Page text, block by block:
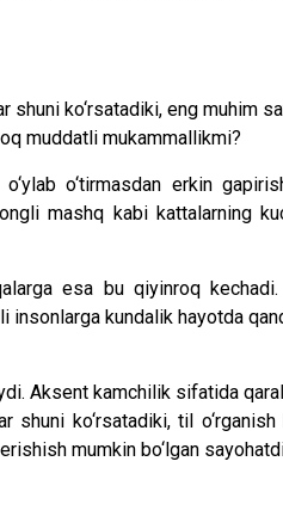
shuni ko‘rsatadiki, eng muhim
muddatli mukammallikmi?
o‘tirmasdan erkin
mashq kabi kattalarning
esa bu qiyinroq
insonlarga kundalik hayotda
Aksent kamchilik sifatida
ko‘rsatadiki, til o‘rganish
mumkin bo‘lgan